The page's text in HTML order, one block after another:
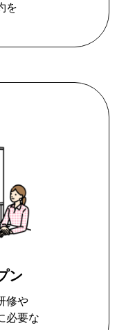
を
ン
修や
必要な